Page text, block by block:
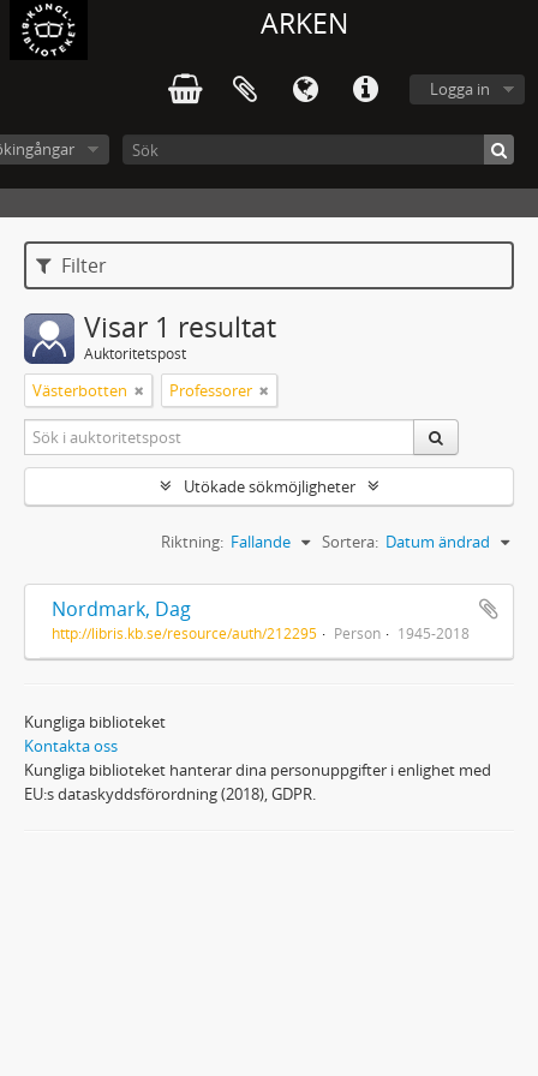
ARKEN
Logga in
Filter
Visar 1 resultat
Auktoritetspost
Västerbotten Professorer
Utökade sökmöjligheter
Sortera: Datum ändrad
Riktning: Fallande
Nordmark, Dag
http://libris.kb.se/resource/auth/212295 Person 1945-2018
Kungliga biblioteket
Kontakta oss
Kungliga biblioteket hanterar dina personuppgifter i enlighet med
EU:s dataskyddsförordning (2018), GDPR.